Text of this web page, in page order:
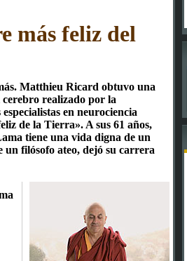
más feliz del
Matthieu Ricard obtuvo una
cerebro realizado por la
en neurociencia
de la Tierra». A sus 61 años,
tiene una vida digna de un
un filósofo ateo, dejó su carrera